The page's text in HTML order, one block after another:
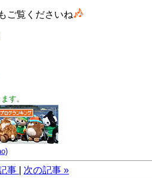
ご覧くださいね
す。
事 次の記事 »